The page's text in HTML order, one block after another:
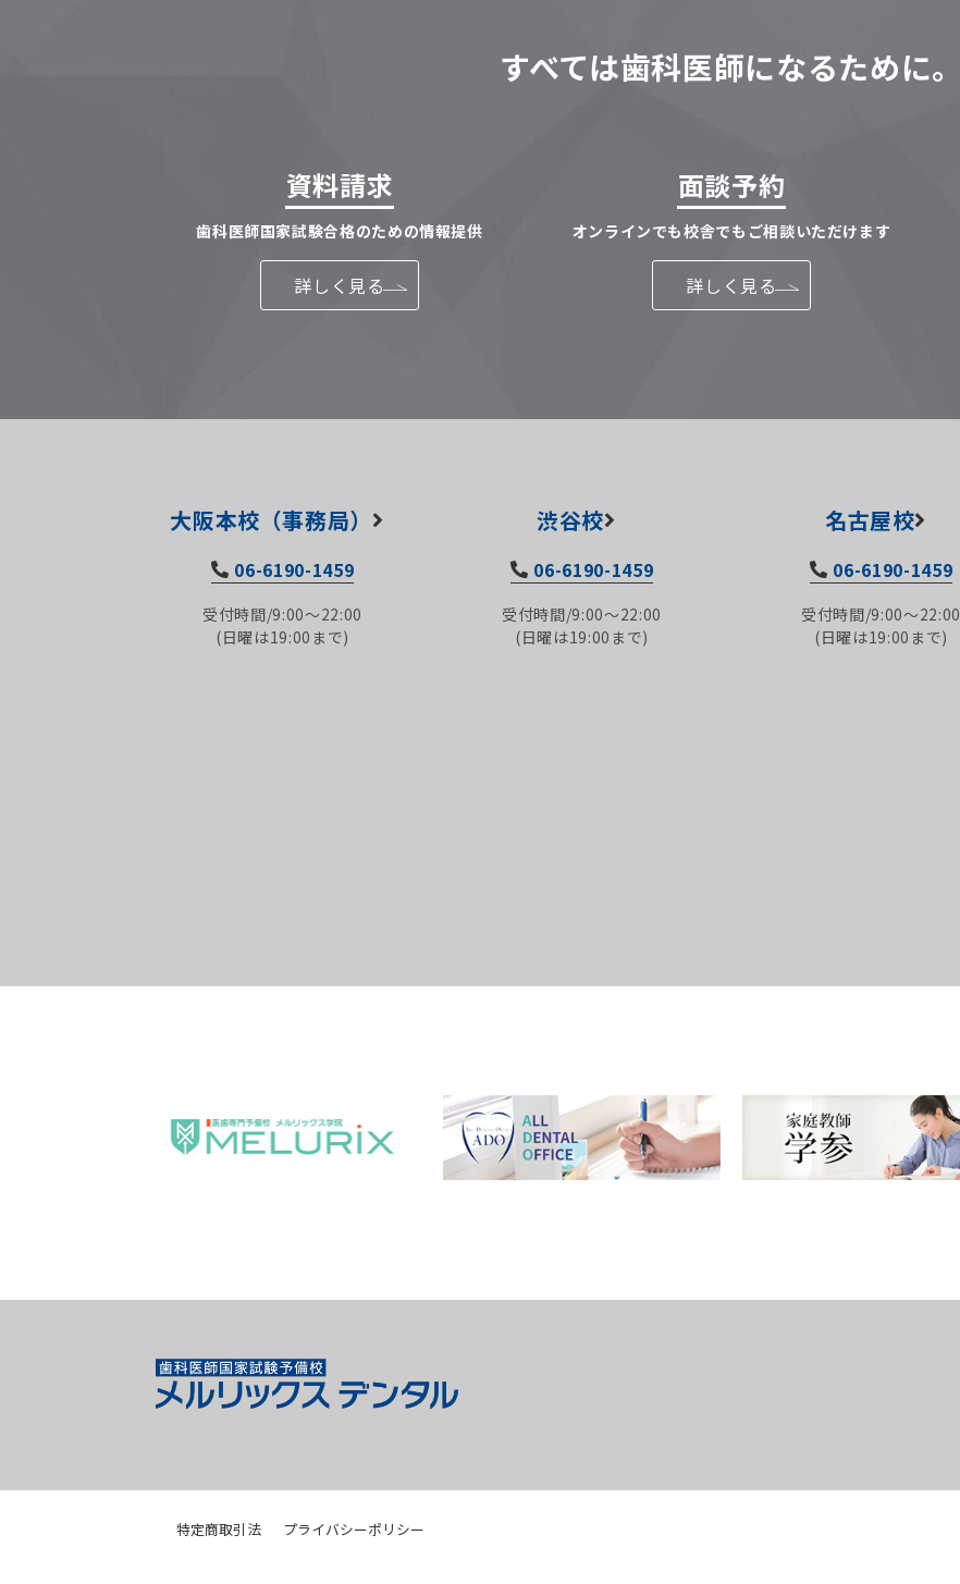
すべては歯科医師になるために。
資料請求
歯科医師国家試験合格のための情報提供
詳しく見る
面談予約
オンラインでも校舎でもご相談いただけます
詳しく見る
大阪本校（事務局）
06-6190-1459
受付時間/9:00～22:00
(日曜は19:00まで)
渋谷校
06-6190-1459
受付時間/9:00～22:00
(日曜は19:00まで)
名古屋校
06-6190-1459
受付時間/9:00～22:00
(日曜は19:00まで)
特定商取引法 プライバシーポリシー